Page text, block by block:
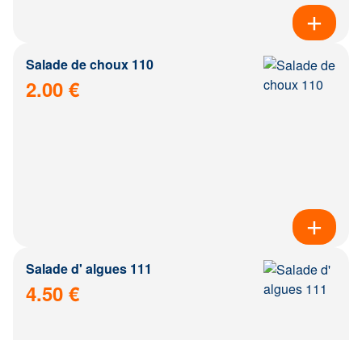
Salade de choux 110
2.00 €
Salade d' algues 111
4.50 €